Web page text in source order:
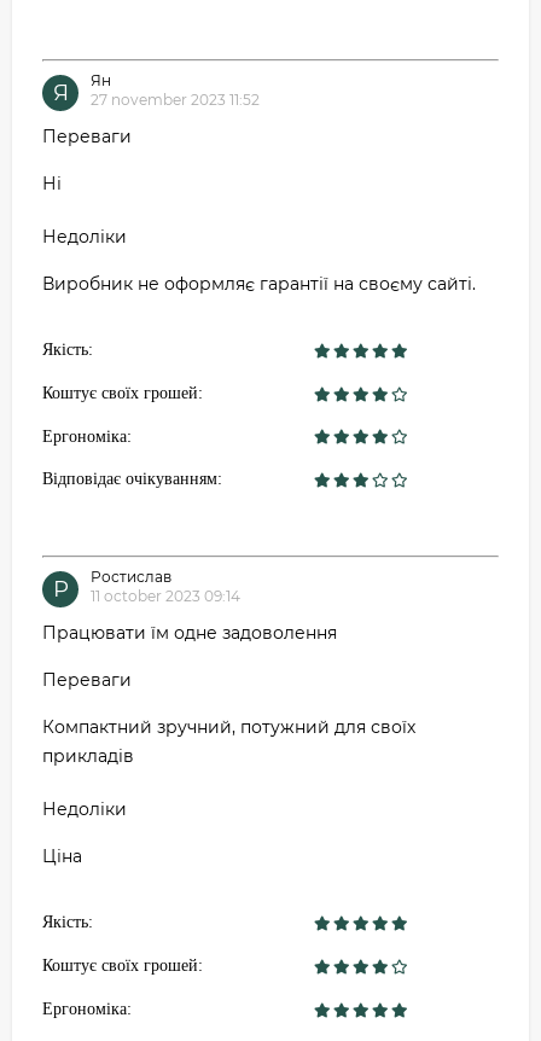
Я
Ян
27 november 2023 11:52
Переваги
Ні
Недоліки
Виробник не оформляє гарантії на своєму сайті.
Якість:
Коштує своїх грошей:
Ергономіка:
Відповідає очікуванням:
Р
Ростислав
11 october 2023 09:14
Працювати їм одне задоволення
Переваги
Компактний зручний, потужний для своїх
прикладів
Недоліки
Ціна
Якість:
Коштує своїх грошей:
Ергономіка: